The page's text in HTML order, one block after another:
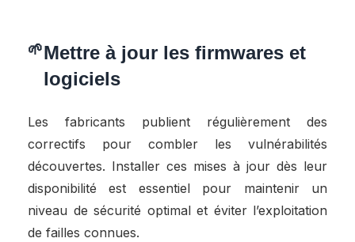
Mettre à jour les firmwares et
logiciels
Les fabricants publient régulièrement des
correctifs pour combler les vulnérabilités
découvertes. Installer ces mises à jour dès leur
disponibilité est essentiel pour maintenir un
niveau de sécurité optimal et éviter l’exploitation
de failles connues.